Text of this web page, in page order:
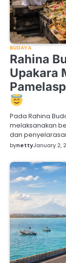
BUDAYA
Rahina
Upakara
Pada Rahina
melaksanakan
dan
bynettyJanuary 2,